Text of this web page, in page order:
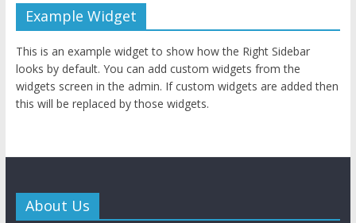
Example Widget
This is an example widget to show how the Right Sidebar
looks by default. You can add custom widgets from the
widgets screen in the admin. If custom widgets are added then
this will be replaced by those widgets.
About Us